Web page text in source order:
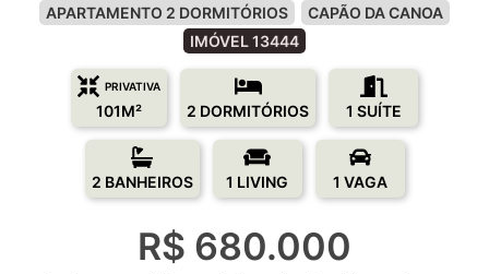
APARTAMENTO 2 DORMITÓRIOS
CAPÃO DA CANOA
IMÓVEL 13444
PRIVATIVA
101M² 2 DORMITÓRIOS 1 SUÍTE
2 BANHEIROS 1 LIVING 1 VAGA
R$ 680.000